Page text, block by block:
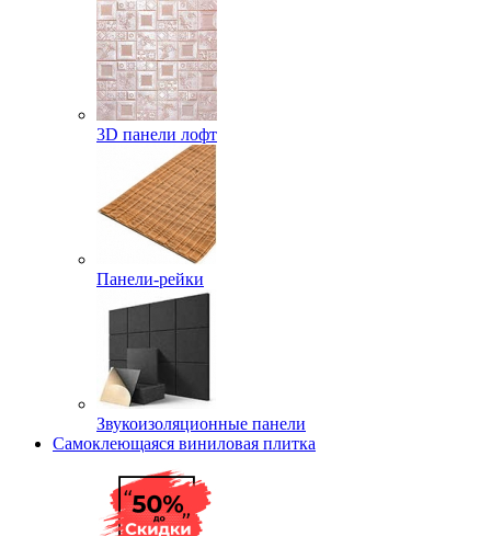
3D панели лофт
Панели-рейки
Звукоизоляционные панели
Самоклеющаяся виниловая плитка